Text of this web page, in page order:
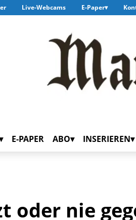
Live-Webcams E-Paper
E-PAPER ABO INSERIEREN
oder nie